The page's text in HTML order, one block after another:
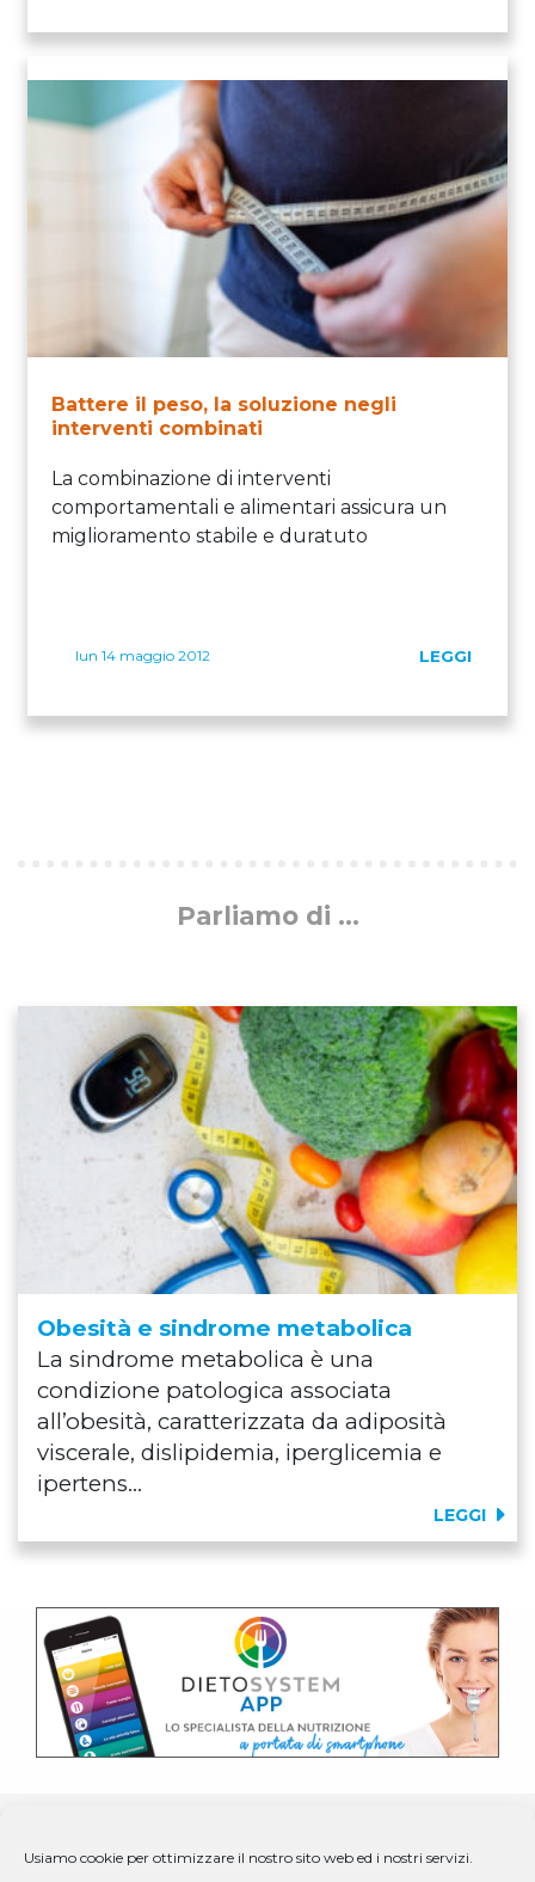
Usiamo cookie per ottimizzare il nostro sito web ed i nostri servizi.
Battere il peso, la soluzione negli
interventi combinati
La combinazione di interventi
comportamentali e alimentari assicura un
miglioramento stabile e duratuto
lun 14 maggio 2012 LEGGI
Parliamo di ...
Obesità e sindrome metabolica
La sindrome metabolica è una
condizione patologica associata
all’obesità, caratterizzata da adiposità
viscerale, dislipidemia, iperglicemia e
ipertens...
LEGGI